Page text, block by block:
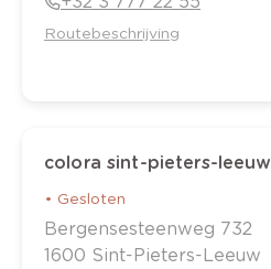
Routebeschrijving
colora sint-pieters-leeuw
• Gesloten
Bergensesteenweg 732
1600 Sint-Pieters-Leeuw